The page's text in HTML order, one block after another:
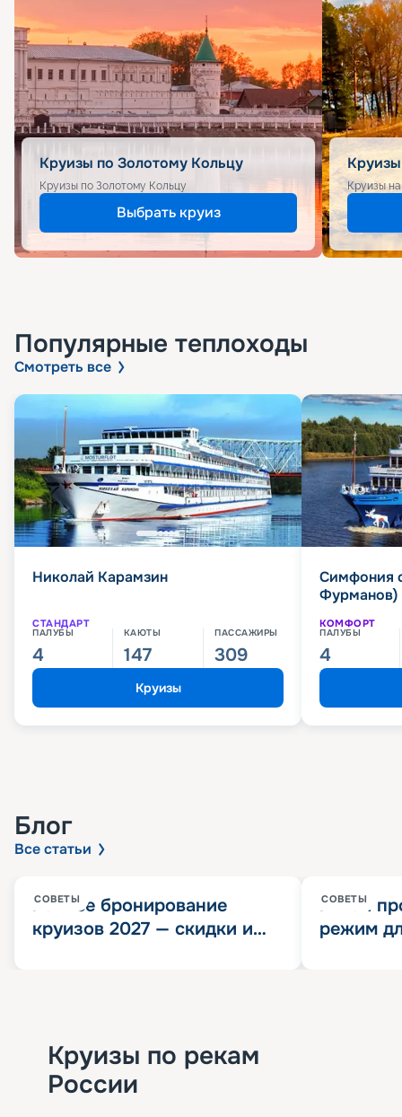
Круизы по Золотому Кольцу
Круизы по Золотому Кольцу
Выбрать круиз
Круизы
Популярные теплоходы
Смотреть все
Николай Карамзин
СТАНДАРТ
ПАЛУБЫ
4
КАЮТЫ
147
ПАССАЖИРЫ
309
Круизы
Симфония
Фурманов)
КОМФОРТ
ПАЛУБЫ
4
Блог
Все статьи
СОВЕТЫ
Раннее бронирование
круизов 2027 — скидки и
СОВЕТЫ
Китай
режим
Круизы по рекам
России